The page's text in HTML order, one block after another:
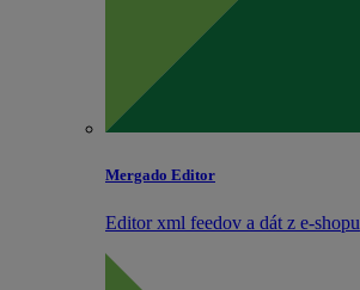
Mergado Editor
Editor xml feedov a dát z e‑shopu